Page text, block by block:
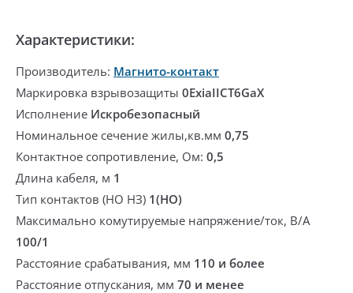
Характеристики:
Производитель: Магнито-контакт
Маркировка взрывозащиты 0ExiaIICT6GaX
Исполнение Искробезопасный
Номинальное сечение жилы,кв.мм 0,75
Контактное сопротивление, Ом: 0,5
Длина кабеля, м 1
Тип контактов (НО НЗ) 1(НО)
Максимально комутируемые напряжение/ток, В/А
100/1
Расстояние срабатывания, мм 110 и более
Расстояние отпускания, мм 70 и менее